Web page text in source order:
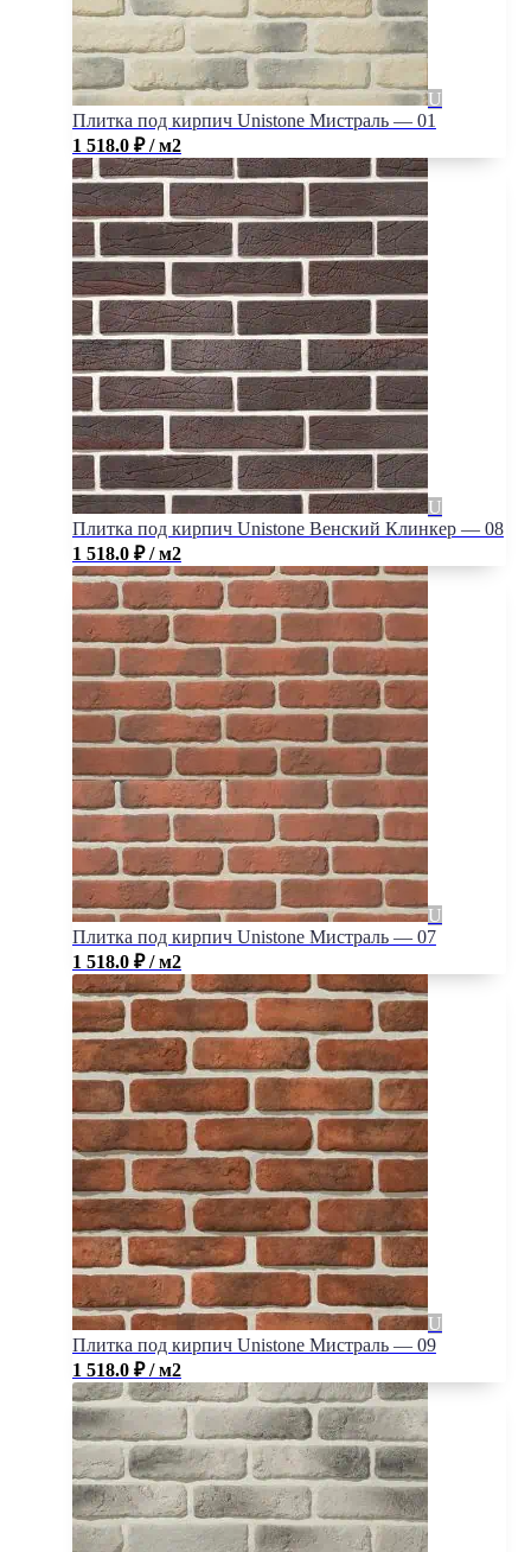
Плитка под кирпич Unistone Мистраль — 01
1 518.0 ₽ / м2
Плитка под кирпич Unistone Венский Клинкер — 08
1 518.0 ₽ / м2
Плитка под кирпич Unistone Мистраль — 07
1 518.0 ₽ / м2
Плитка под кирпич Unistone Мистраль — 09
1 518.0 ₽ / м2